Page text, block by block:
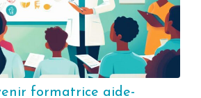
formatrice aide-